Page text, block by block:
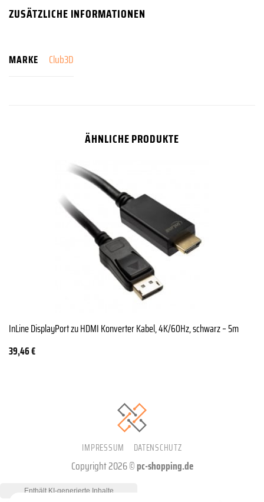
ZUSÄTZLICHE INFORMATIONEN
MARKE Club3D
ÄHNLICHE PRODUKTE
InLine DisplayPort zu HDMI Konverter Kabel, 4K/60Hz, schwarz – 5m
39,46€
IMPRESSUM DATENSCHUTZ
Copyright 2026 ©pc-shopping.de